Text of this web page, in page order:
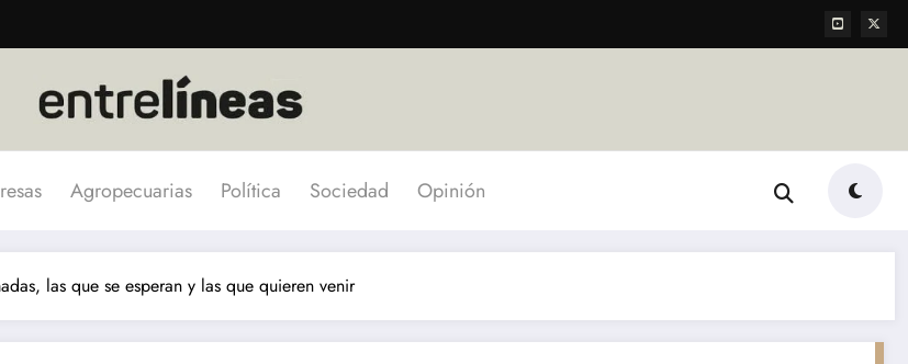
Agropecuarias Política Sociedad Opinión
las que se esperan y las que quieren venir